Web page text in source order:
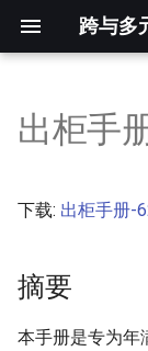
跨与多
摘要
其他信息
正文
出柜手
下载: 出柜手册-
摘要
本手册是专为年